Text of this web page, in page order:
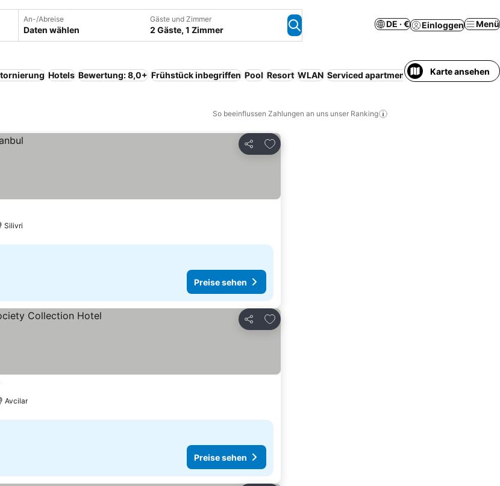
An-/Abreise
Daten wählen
Gäste und Zimmer
2 Gäste, 1 Zimmer
DE · € Einloggen Menü
Hotels Bewertung: 8,0+ Frühstück inbegriffen Pool Resort WLAN Serviced apartment Klimaanlage
Karte ansehen
So beeinflussen Zahlungen an uns unser Ranking
Teilen
Zu Favoriten hinzufügen
Silivri
Preise sehen
Teilen
Zu Favoriten hinzufügen
Avcilar
Preise sehen